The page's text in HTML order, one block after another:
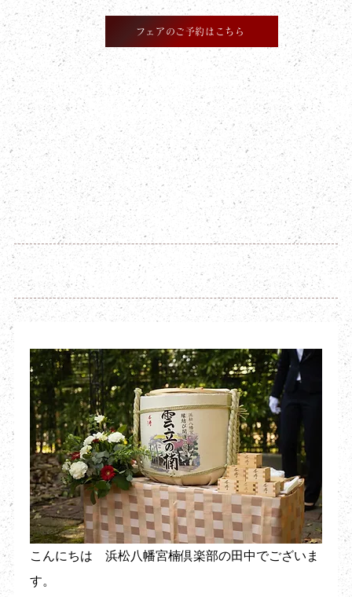
フェアのご予約はこちら
2023年6月18日
​STAFF BLOG
おすすめの和婚の演出
こんにちは　浜松八幡宮楠倶楽部の田中でございま
す。